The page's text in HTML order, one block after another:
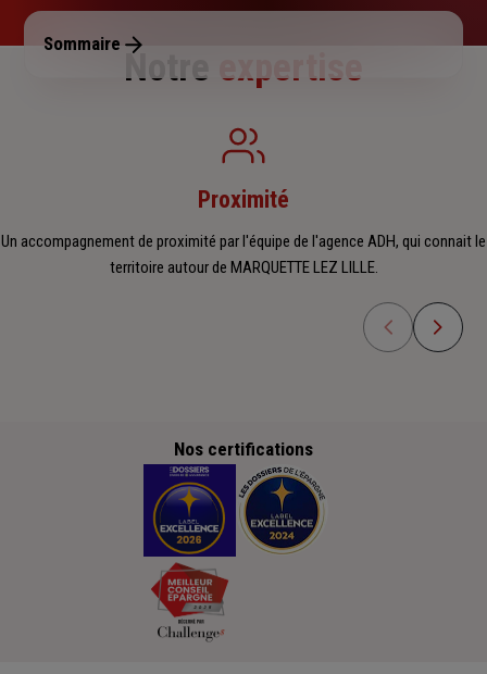
Dimanche : Fermé
Sommaire
Notre expertise
Proximité
Un accompagnement de proximité par l'équipe de l'agence ADH, qui connait le
territoire autour de MARQUETTE LEZ LILLE.
Nos certifications